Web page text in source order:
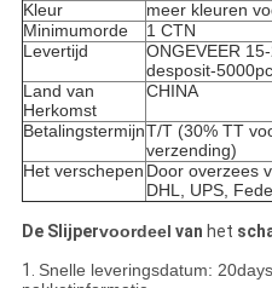
Kleur
meer kleuren
Minimumorde
1 CTN
Levertijd
ONGEVEER
desposit-
Land van
Herkomst
CHINA
BetalingstermijnT/T (30% TT
verzending)
Het verschepen Door overzees
DHL, UPS,
De Slijpervoordeel van het
1. Snelle leveringsdatum: